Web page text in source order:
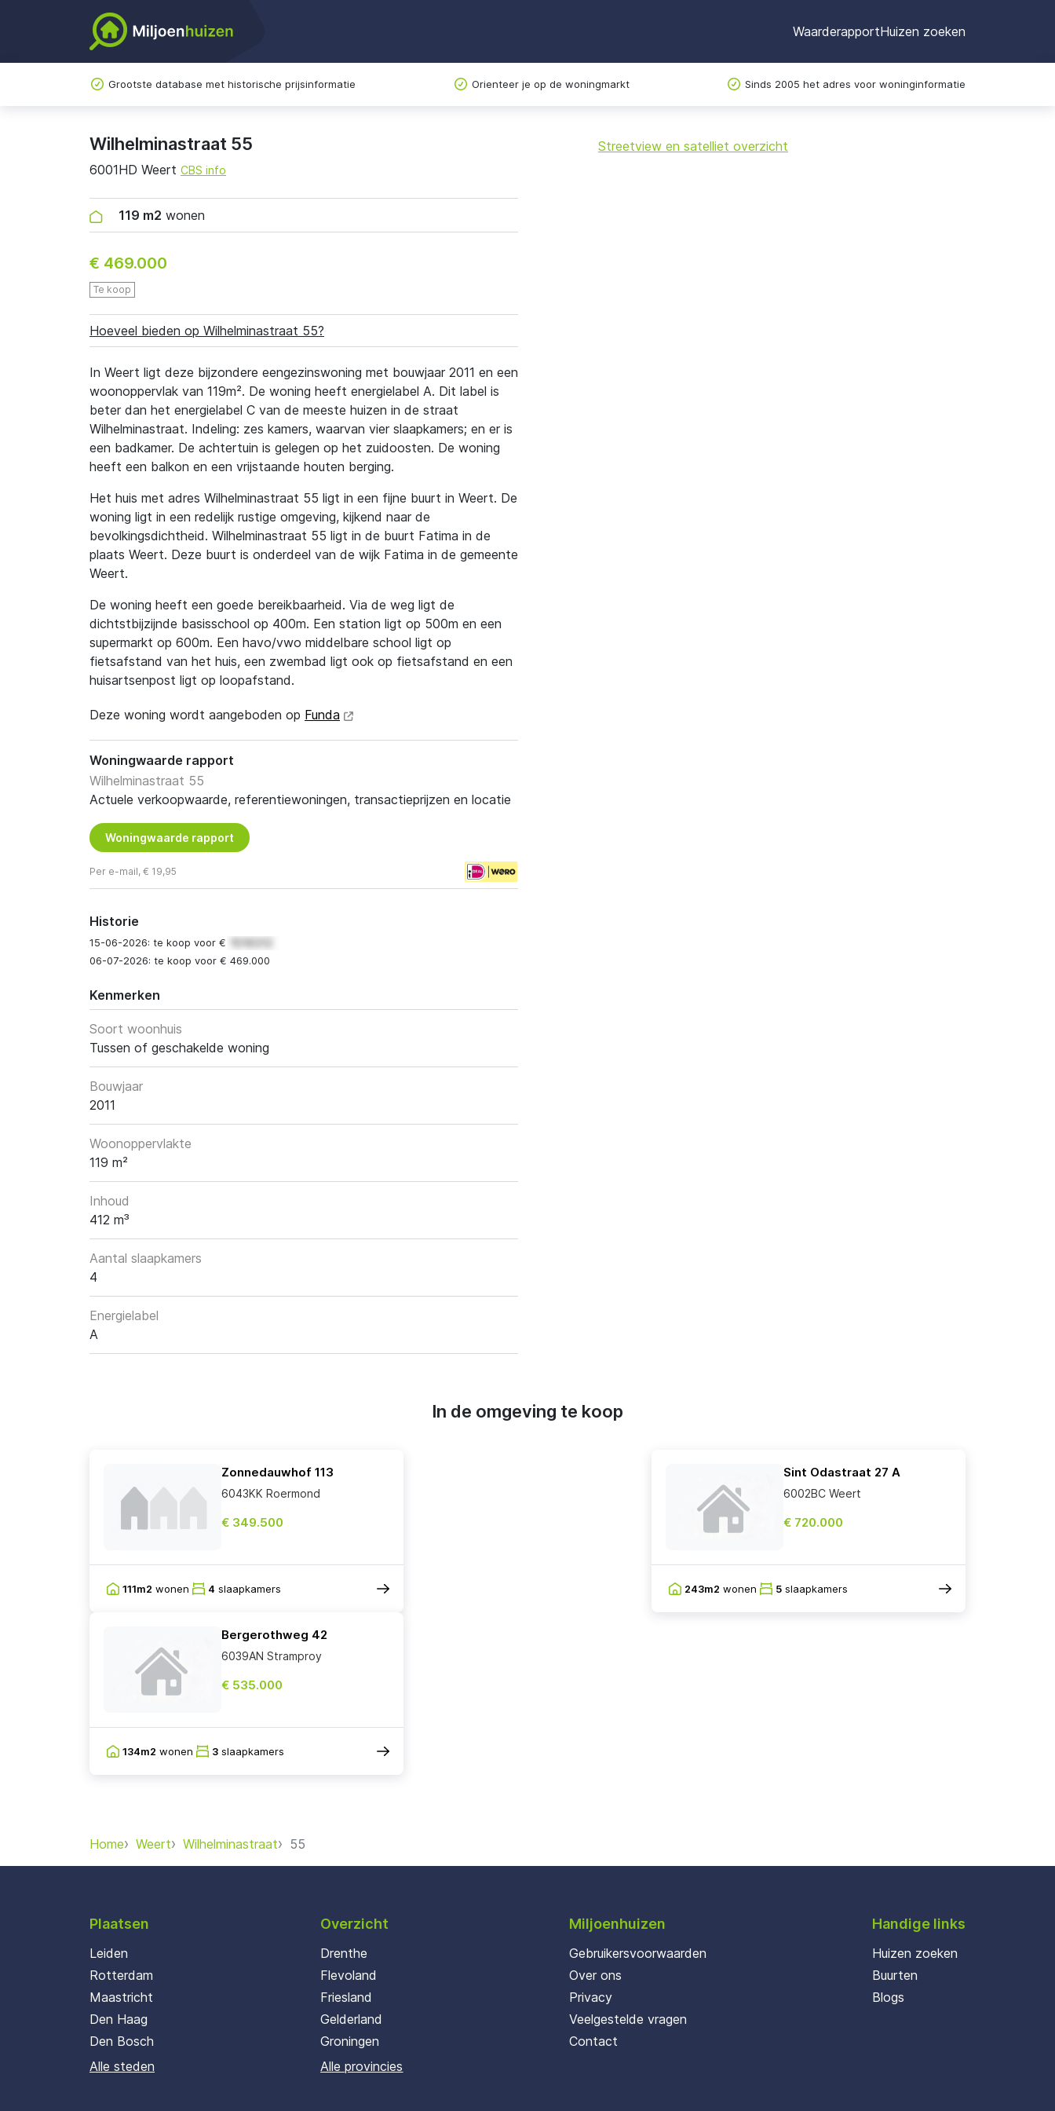
WaarderapportHuizen zoeken
Grootste database met historische prijsinformatie Orienteer je op de woningmarkt Sinds 2005 het adres voor woninginformatie
Wilhelminastraat 55
6001HD Weert CBS info
119 m2 wonen
€ 469.000
Te koop
Hoeveel bieden op Wilhelminastraat 55?
In Weert ligt deze bijzondere eengezinswoning met bouwjaar 2011 en een
woonoppervlak van 119m². De woning heeft energielabel A. Dit label is
beter dan het energielabel C van de meeste huizen in de straat
Wilhelminastraat. Indeling: zes kamers, waarvan vier slaapkamers; en er is
een badkamer. De achtertuin is gelegen op het zuidoosten. De woning
heeft een balkon en een vrijstaande houten berging.
Het huis met adres Wilhelminastraat 55 ligt in een fijne buurt in Weert. De
woning ligt in een redelijk rustige omgeving, kijkend naar de
bevolkingsdichtheid. Wilhelminastraat 55 ligt in de buurt Fatima in de
plaats Weert. Deze buurt is onderdeel van de wijk Fatima in de gemeente
Weert.
De woning heeft een goede bereikbaarheid. Via de weg ligt de
dichtstbijzijnde basisschool op 400m. Een station ligt op 500m en een
supermarkt op 600m. Een havo/vwo middelbare school ligt op
fietsafstand van het huis, een zwembad ligt ook op fietsafstand en een
huisartsenpost ligt op loopafstand.
Deze woning wordt aangeboden op Funda
Woningwaarde rapport
Wilhelminastraat 55
Actuele verkoopwaarde, referentiewoningen, transactieprijzen en locatie
Woningwaarde rapport
Per e-mail, € 19,95
Historie
15-06-2026: te koop voor €
06-07-2026: te koop voor € 469.000
Kenmerken
Soort woonhuis
Tussen of geschakelde woning
Bouwjaar
2011
Woonoppervlakte
119 m²
Inhoud
412 m³
Aantal slaapkamers
4
Energielabel
A
+
Streetview en satelliet overzicht
In de omgeving te koop
Zonnedauwhof 113
6043KK Roermond
€ 349.500
111m2 wonen 4 slaapkamers
Sint Odastraat 27 A
6002BC Weert
€ 720.000
243m2 wonen 5 slaapkamers
Bergerothweg 42
6039AN Stramproy
€ 535.000
134m2 wonen 3 slaapkamers
Home Weert Wilhelminastraat 55
Plaatsen
Leiden
Rotterdam
Maastricht
Den Haag
Den Bosch
Alle steden
Overzicht
Drenthe
Flevoland
Friesland
Gelderland
Groningen
Alle provincies
Miljoenhuizen
Gebruikersvoorwaarden
Over ons
Privacy
Veelgestelde vragen
Contact
Handige links
Huizen zoeken
Buurten
Blogs